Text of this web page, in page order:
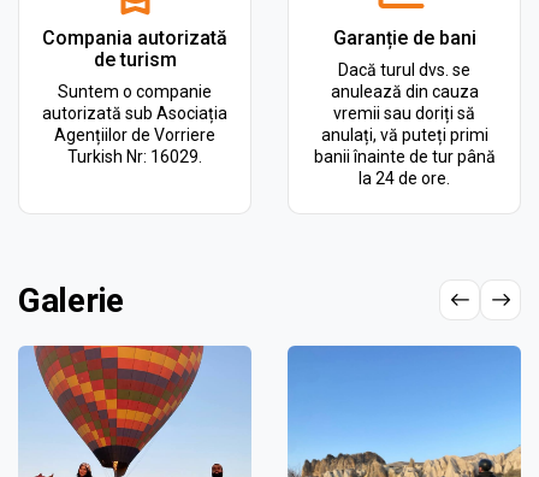
Compania autorizată
de turism
Suntem o companie
autorizată sub Asociația
Agențiilor de Vorriere
Turkish Nr: 16029.
Garanție de bani
Dacă turul dvs. se
anulează din cauza
vremii sau doriți să
anulați, vă puteți primi
banii înainte de tur până
la 24 de ore.
Galerie